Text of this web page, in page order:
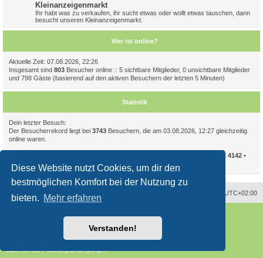
Diese Website nutzt Cookies, um dir den
bestmöglichen Komfort bei der Nutzung zu
bieten. Mehr erfahren
Verstanden!
Kleinanzeigenmarkt
Ihr habt was zu verkaufen, ihr sucht etwas oder wollt etwas tauschen, dann
besucht unseren Kleinanzeigenmarkt.
Wer ist online?
Aktuelle Zeit: 07.08.2026, 22:26
Insgesamt sind 803 Besucher online :: 5 sichtbare Mitglieder, 0 unsichtbare Mitglieder
und 798 Gäste (basierend auf den aktiven Besuchern der letzten 5 Minuten)
Statistik
Dein letzter Besuch:
Der Besucherrekord liegt bei 3743 Besuchern, die am 03.08.2026, 12:27 gleichzeitig
online waren.
• Mitglieder insgesamt 4142 •
Unser neuestes Mitglied:
CelIampomegranate
UTC+02:00
Deutsche Übersetzung durch
2017
Datenschutz|Nutzungsbedingungen